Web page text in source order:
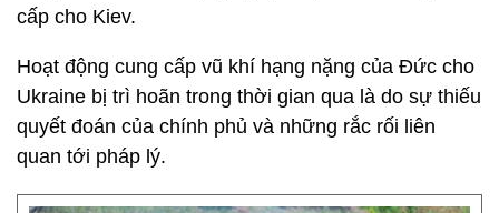
cấp cho Kiev.
Hoạt động cung cấp vũ khí hạng nặng của Đức cho
Ukraine bị trì hoãn trong thời gian qua là do sự thiếu
quyết đoán của chính phủ và những rắc rối liên
quan tới pháp lý.